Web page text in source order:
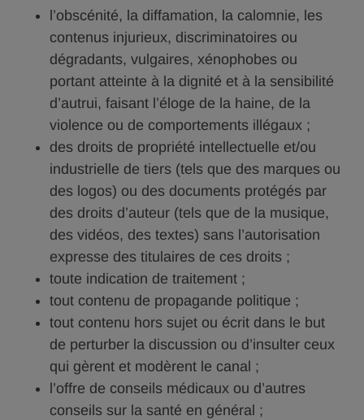
l’obscénité, la diffamation, la calomnie, les
contenus injurieux, discriminatoires ou
dégradants, vulgaires, xénophobes ou
portant atteinte à la dignité et à la sensibilité
d’autrui, faisant l’éloge de la haine, de la
violence ou de comportements illégaux ;
des droits de propriété intellectuelle et/ou
industrielle de tiers (tels que des marques ou
des logos) ou des documents protégés par
des droits d’auteur (tels que de la musique,
des vidéos, des textes) sans l’autorisation
expresse des titulaires de ces droits ;
toute indication de traitement ;
tout contenu de propagande politique ;
tout contenu hors sujet ou écrit dans le but
de perturber la discussion ou d’insulter ceux
qui gèrent et modèrent le canal ;
l’offre de conseils médicaux ou d’autres
conseils sur la santé en général ;